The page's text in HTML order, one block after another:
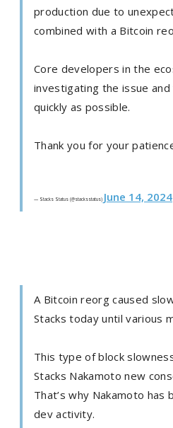
production due to
combined with a Bitcoin
Core developers in the
investigating the issue
quickly as possible.
Thank you for your
— Stacks Status (@stacksstatus) June 14, 2024
A Bitcoin reorg caused
Stacks today until various
This type of block
Stacks Nakamoto new
That’s why Nakamoto
dev activity.